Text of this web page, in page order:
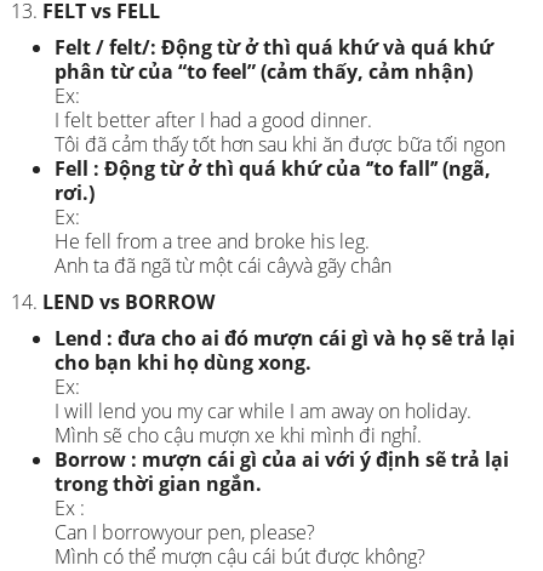
FELT vs FELL
Felt / felt/: Động từ ở thì quá khứ và quá khứ
phân từ của “to feel” (cảm thấy, cảm nhận)
Ex:
I felt better after I had a good dinner.
Tôi đã cảm thấy tốt hơn sau khi ăn được bữa tối ngon
Fell : Động từ ở thì quá khứ của ‘’to fall’’ (ngã,
rơi.)
Ex:
He fell from a tree and broke his leg.
Anh ta đã ngã từ một cái câyvà gãy chân
LEND vs BORROW
Lend : đưa cho ai đó mượn cái gì và họ sẽ trả lại
cho bạn khi họ dùng xong.
Ex:
I will lend you my car while I am away on holiday.
Mình sẽ cho cậu mượn xe khi mình đi nghỉ.
Borrow : mượn cái gì của ai với ý định sẽ trả lại
trong thời gian ngắn.
Ex :
Can I borrowyour pen, please?
Mình có thể mượn cậu cái bút được không?